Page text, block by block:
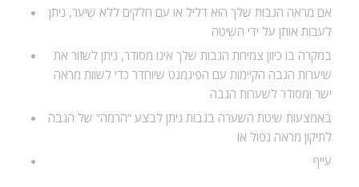
אם מראה הגבות שלך הוא דליל או עם חלקים ללא שיער, ניתן
לעבות אותן על ידי השיטה
במקרה בו כיוון צמיחת הגבות שלך אינו מסודר, ניתן לשזור את
שיערות הגבה הקיימות עם הפיגמנט שיוחדר כדי לשוות מראה
ישר ומסודר לשערות הגבה
באמצעות שיטת השערה בגבות ניתן לבצע “הרמה” של הגבה
לתיקון מראה נפול או
עייף